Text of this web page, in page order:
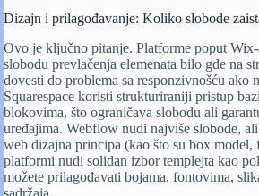
Dizajn i prilagođavanje: Koliko slobode
Ovo je ključno pitanje. Platforme poput
slobodu prevlačenja elemenata bilo gde na
dovesti do problema sa responzivnošću ako
Squarespace koristi strukturiraniji pristup
blokovima, što ograničava slobodu ali
uređajima. Webflow nudi najviše slobode,
web dizajna principa (kao što su box model,
platformi nudi solidan izbor templejta kao
možete prilagođavati bojama, fontovima,
sadržaja.